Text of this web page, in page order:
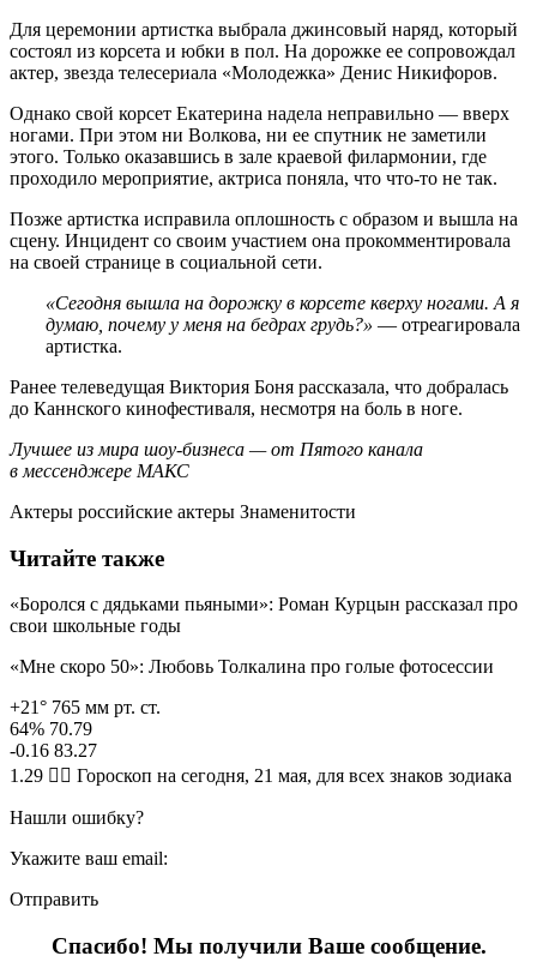
Для церемонии артистка выбрала джинсовый наряд, который
состоял из корсета и юбки в пол. На дорожке ее сопровождал
актер, звезда телесериала «Молодежка» Денис Никифоров.
Однако свой корсет Екатерина надела неправильно — вверх
ногами. При этом ни Волкова, ни ее спутник не заметили
этого. Только оказавшись в зале краевой филармонии, где
проходило мероприятие, актриса поняла, что что-то не так.
Позже артистка исправила оплошность с образом и вышла на
сцену. Инцидент со своим участием она прокомментировала
на своей странице в социальной сети.
«Сегодня вышла на дорожку в корсете кверху ногами. А я
думаю, почему у меня на бедрах грудь?» — отреагировала
артистка.
Ранее телеведущая Виктория Боня рассказала, что добралась
до Каннского кинофестиваля, несмотря на боль в ноге.
Лучшее из мира шоу-бизнеса — от Пятого канала
в мессенджере МАКС
Актеры российские актеры Знаменитости
Читайте также
«Боролся с дядьками пьяными»: Роман Курцын рассказал про
свои школьные годы
«Мне скоро 50»: Любовь Толкалина про голые фотосессии
+21° 765 мм рт. ст.
64% 70.79
-0.16 83.27
1.29 🧙‍♀ Гороскоп на сегодня, 21 мая, для всех знаков зодиака
Нашли ошибку?
Укажите ваш email:
Отправить
Спасибо! Мы получили Ваше сообщение.